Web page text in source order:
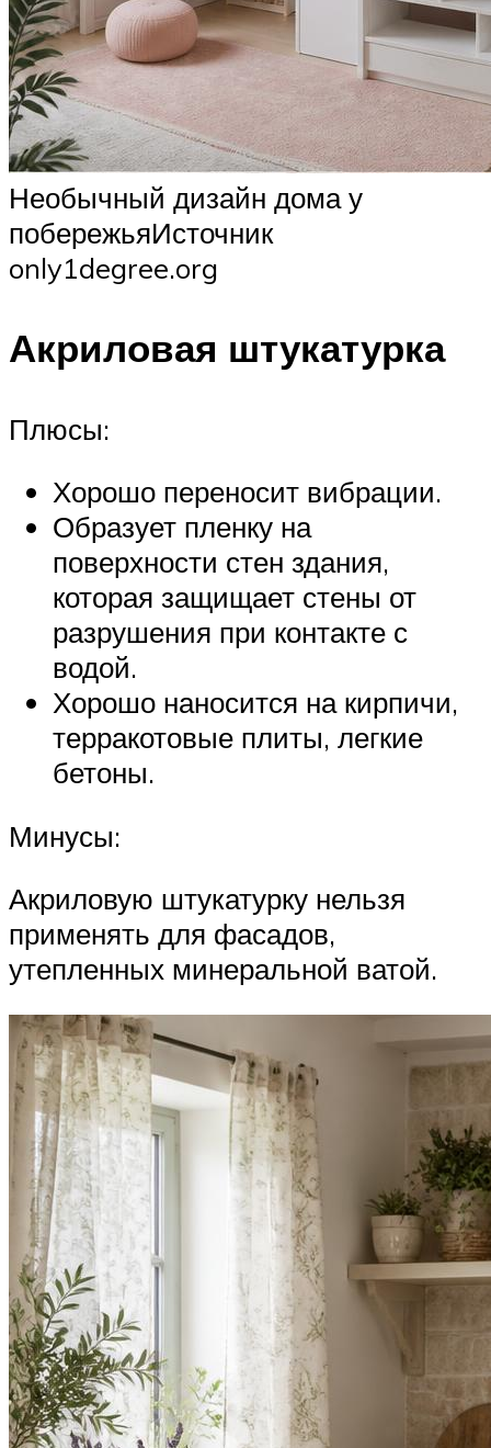
Необычный дизайн дома у
побережьяИсточник
only1degree.org
Акриловая штукатурка
Плюсы:
Хорошо переносит вибрации.
Образует пленку на
поверхности стен здания,
которая защищает стены от
разрушения при контакте с
водой.
Хорошо наносится на кирпичи,
терракотовые плиты, легкие
бетоны.
Минусы:
Акриловую штукатурку нельзя
применять для фасадов,
утепленных минеральной ватой.